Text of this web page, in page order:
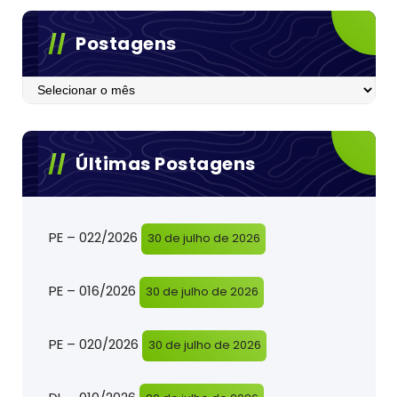
Postagens
Postagens
Últimas Postagens
PE – 022/2026 30 de julho de 2026
PE – 016/2026 30 de julho de 2026
PE – 020/2026 30 de julho de 2026